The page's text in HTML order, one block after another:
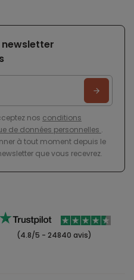
nos conditions
de données personnelles .
à tout moment depuis le
que vous recevrez.
(4.8/5 - 24840 avis)